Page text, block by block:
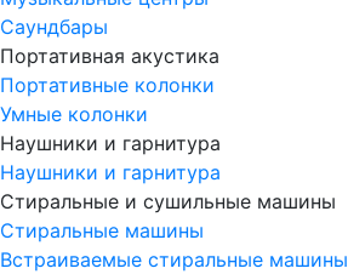
Саундбары
Портативная акустика
Портативные колонки
Умные колонки
Наушники и гарнитура
Наушники и гарнитура
Стиральные и сушильные машины
Стиральные машины
Встраиваемые стиральные машины